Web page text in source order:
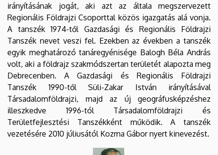
irányításának jogát, aki azt az általa megszervezett
Regionális Földrajzi Csoporttal közös igazgatás alá vonja.
A tanszék 1974-től Gazdasági és Regionális Földrajzi
Tanszék nevet veszi fel. Ezekben az években a tanszék
egyik meghatározó tanáregyénisége Balogh Béla András
volt, aki a földrajz szakmódszertan területét alapozta meg
Debrecenben. A Gazdasági és Regionális Földrajzi
Tanszék 1990-től Süli-Zakar István irányításával
Társadalomföldrajzi, majd az új geográfusképzéshez
illeszkedve 1996-tól Társadalomföldrajzi és
Területfejlesztési Tanszékként működik. A tanszék
vezetésére 2010 júliusától Kozma Gábor nyert kinevezést.